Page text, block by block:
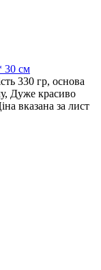
30 см
330 гр, основа
Дуже красиво
вказана за лист